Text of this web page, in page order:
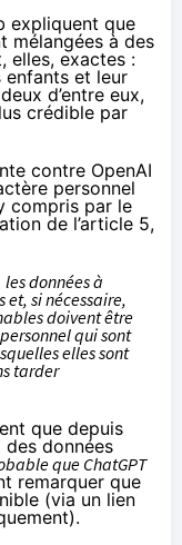
expliquent que
mélangées à des
elles, exactes :
enfants et leur
d’entre eux,
crédible par
contre OpenAI
personnel
compris par le
de l’article 5,
les données à
si nécessaire,
doivent être
qui sont
elles sont
tarder
que depuis
des données
que ChatGPT
remarquer que
(via un lien